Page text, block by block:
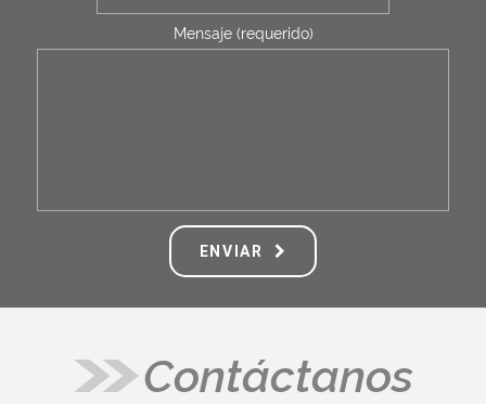
Mensaje (requerido)
ENVIAR
Contáctanos